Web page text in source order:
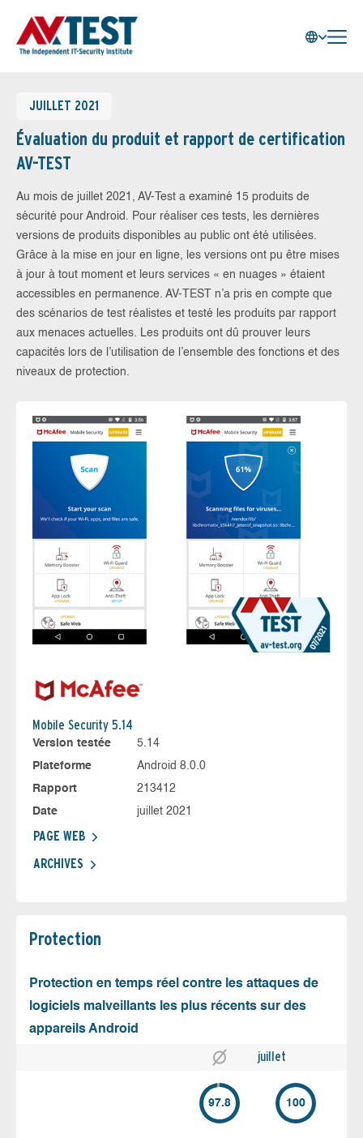
JUILLET 2021
Évaluation du produit et rapport de certification
AV-TEST
Au mois de juillet 2021, AV-Test a examiné 15 produits de
sécurité pour Android. Pour réaliser ces tests, les dernières
versions de produits disponibles au public ont été utilisées.
Grâce à la mise en jour en ligne, les versions ont pu être mises
à jour à tout moment et leurs services « en nuages » étaient
accessibles en permanence. AV-TEST n’a pris en compte que
des scénarios de test réalistes et testé les produits par rapport
aux menaces actuelles. Les produits ont dû prouver leurs
capacités lors de l’utilisation de l’ensemble des fonctions et des
niveaux de protection.
Mobile Security 5.14
Version testée
5.14
Plateforme
Android 8.0.0
Rapport
213412
Date
juillet 2021
PAGE WEB
ARCHIVES
Protection
Protection en temps réel contre les attaques de
logiciels malveillants les plus récents sur des
appareils Android
juillet
97.8 100